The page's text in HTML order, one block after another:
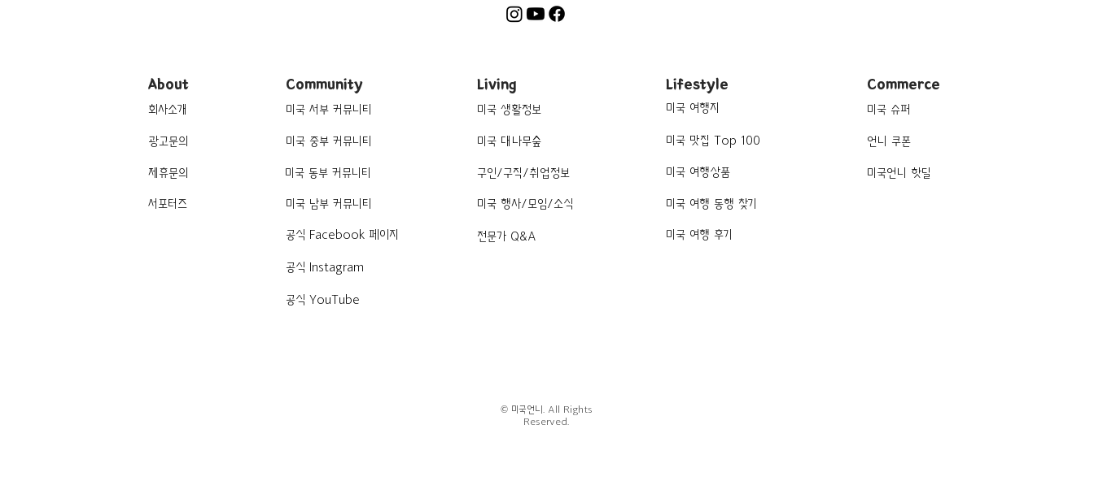
About
회사소개
광고문의
제휴문의
서포터즈
Community
미국 서부 커뮤니티
미국 중부 커뮤니티
미국 동부 커뮤니티
미국 남부 커뮤니티
공식 Facebook 페이지
공식 Instagram
공식 YouTube
Living
미국 생활정보
미국 대나무숲
구인/구직/취업정보
미국 행사/모임/소식
전문가 Q&A
Lifestyle
미국 여행지
미국 맛집 Top 100
미국 여행상품
미국 여행 동행 찾기
미국 여행 후기
Commerce
미국 슈퍼
언니 쿠폰
미국언니 핫딜
© 미국언니. All Rights
Reserved.